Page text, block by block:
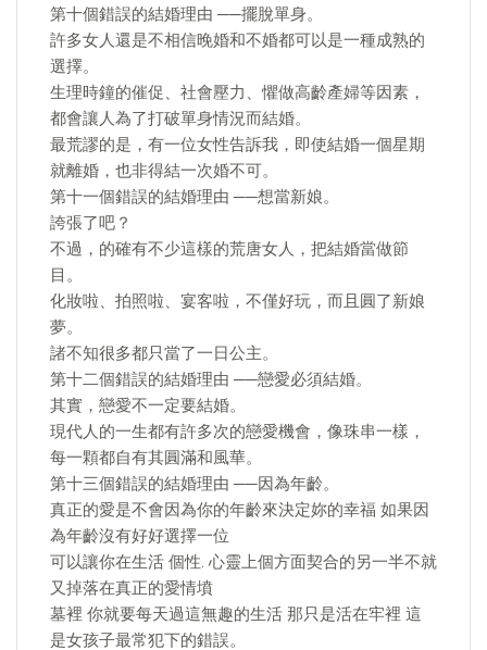
第十個錯誤的結婚理由 ──擺脫單身。
許多女人還是不相信晚婚和不婚都可以是一種成熟的
選擇。
生理時鐘的催促、社會壓力、懼做高齡產婦等因素，
都會讓人為了打破單身情況而結婚。
最荒謬的是，有一位女性告訴我，即使結婚一個星期
就離婚，也非得結一次婚不可。
第十一個錯誤的結婚理由 ──想當新娘。
誇張了吧？
不過，的確有不少這樣的荒唐女人，把結婚當做節
目。
化妝啦、拍照啦、宴客啦，不僅好玩，而且圓了新娘
夢。
諸不知很多都只當了一日公主。
第十二個錯誤的結婚理由 ──戀愛必須結婚。
其實，戀愛不一定要結婚。
現代人的一生都有許多次的戀愛機會，像珠串一樣，
每一顆都自有其圓滿和風華。
第十三個錯誤的結婚理由 ──因為年齡。
真正的愛是不會因為你的年齡來決定妳的幸福 如果因
為年齡沒有好好選擇一位
可以讓你在生活 個性. 心靈上個方面契合的另一半不就
又掉落在真正的愛情墳
墓裡 你就要每天過這無趣的生活 那只是活在牢裡 這
是女孩子最常犯下的錯誤。